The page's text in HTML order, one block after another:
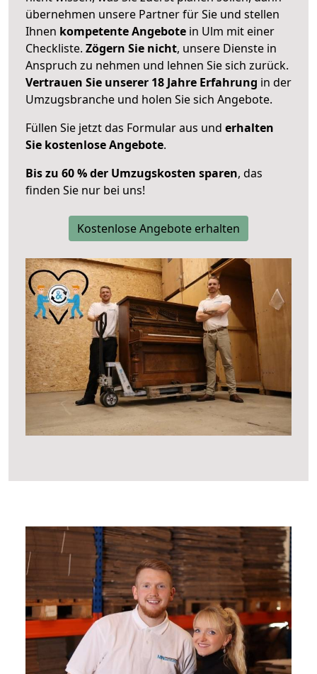
übernehmen unsere Partner für Sie und stellen
Ihnen kompetente Angebote in Ulm mit einer
Checkliste. Zögern Sie nicht, unsere Dienste in
Anspruch zu nehmen und lehnen Sie sich zurück.
Vertrauen Sie unserer 18 Jahre Erfahrung in der
Umzugsbranche und holen Sie sich Angebote.
Füllen Sie jetzt das Formular aus und erhalten
Sie kostenlose Angebote.
Bis zu 60 % der Umzugskosten sparen, das
finden Sie nur bei uns!
Kostenlose Angebote erhalten